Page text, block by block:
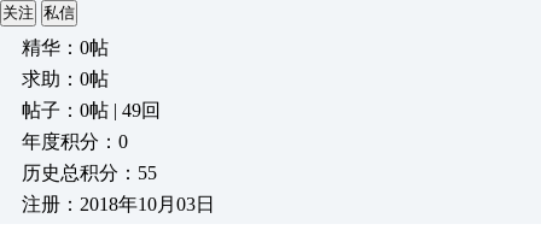
关注 私信
精华：0帖
求助：0帖
帖子：0帖 | 49回
年度积分：0
历史总积分：55
注册：2018年10月03日